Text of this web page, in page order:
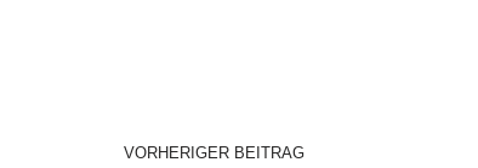
VORHERIGER BEITRAG